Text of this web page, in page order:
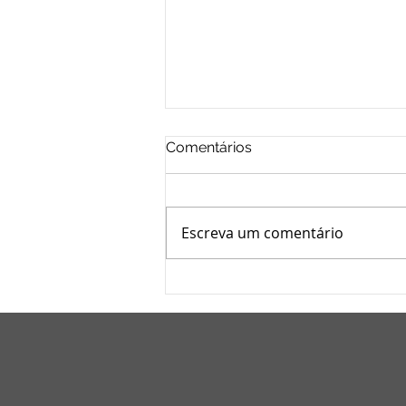
Comentários
Escreva um comentário